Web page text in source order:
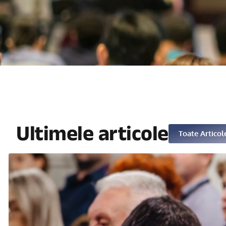
Ultimele articole Toate